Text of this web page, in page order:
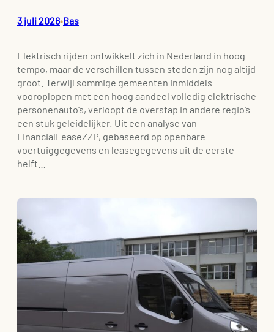
3 juli 2026•Bas
Elektrisch rijden ontwikkelt zich in Nederland in hoog
tempo, maar de verschillen tussen steden zijn nog altijd
groot. Terwijl sommige gemeenten inmiddels
vooroplopen met een hoog aandeel volledig elektrische
personenauto’s, verloopt de overstap in andere regio’s
een stuk geleidelijker. Uit een analyse van
FinancialLeaseZZP, gebaseerd op openbare
voertuiggegevens en leasegegevens uit de eerste
helft…